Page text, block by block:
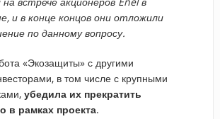
и в конце концов они отложили
по данному вопросу.
«Экозащиты» с другими
в том числе с крупными
убедила их прекратить
в рамках проекта.